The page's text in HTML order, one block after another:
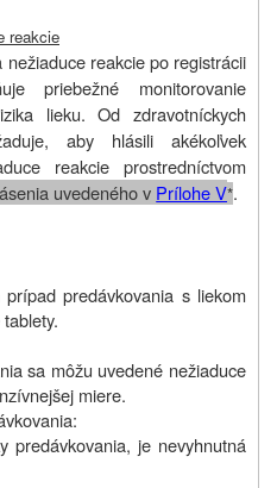
reakcie
reakcie po registrácii
priebežné monitorovanie
lieku. Od zdravotníckych
aby hlásili akékoľvek
reakcie prostredníctvom
uvedeného v Prílohe V*.
predávkovania s liekom
sa môžu uvedené nežiaduce
miere.
predávkovania, je nevyhnutná